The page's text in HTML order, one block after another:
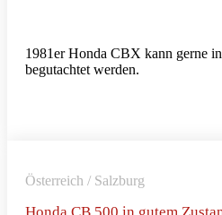
1981er Honda CBX kann gerne
begutachtet werden.
Österreich / Salzburg
Honda CB 500 in gutem